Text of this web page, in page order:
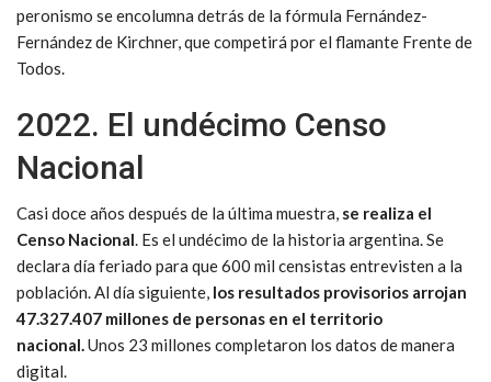
peronismo se encolumna detrás de la fórmula Fernández-
Fernández de Kirchner, que competirá por el flamante Frente de
Todos.
2022. El undécimo Censo
Nacional
Casi doce años después de la última muestra, se realiza el
Censo Nacional. Es el undécimo de la historia argentina. Se
declara día feriado para que 600 mil censistas entrevisten a la
población. Al día siguiente, los resultados provisorios arrojan
47.327.407 millones de personas en el territorio
nacional.Unos 23 millones completaron los datos de manera
digital.